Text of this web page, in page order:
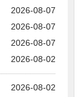
2026-08-07
2026-08-07
2026-08-07
2026-08-02
2026-08-02